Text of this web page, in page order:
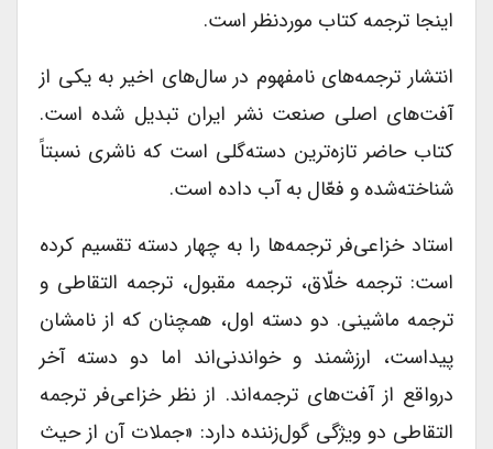
اینجا ترجمه کتاب موردنظر است.
انتشار ترجمه‌های نامفهوم در سال‌های اخیر به یکی از
آفت‌های اصلی صنعت نشر ایران تبدیل شده است.
کتاب حاضر تازه‌ترین دسته‌گلی است که ناشری نسبتاً
شناخته‌شده و فعّال به آب داده است.
استاد خزاعی‌فر ترجمه‌ها را به چهار دسته تقسیم کرده
است: ترجمه خلّاق، ترجمه مقبول، ترجمه التقاطی و
ترجمه ماشینی. دو دسته اول، همچنان که از نامشان
پیداست، ارزشمند و خواندنی‌اند اما دو دسته آخر
درواقع از آفت‌های ترجمه‌اند. از نظر خزاعی‌فر ترجمه
التقاطی دو ویژگی گول‌زننده دارد: «جملات آن از حیث